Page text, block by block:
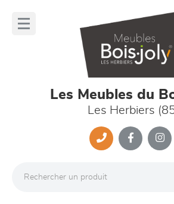
Les Meubles du
Les Herbiers